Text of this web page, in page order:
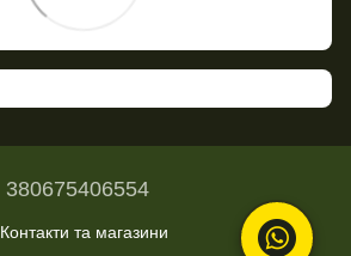
380675406554
Контакти та магазини